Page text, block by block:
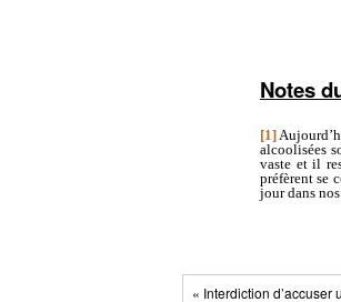
Notes
[1]
alcoolisées
vaste et il
préfèrent se
jour dans
« Interdiction